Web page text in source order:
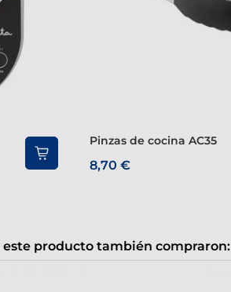
Pinzas de cocina AC35
8,70 €
producto también compraron: